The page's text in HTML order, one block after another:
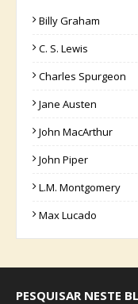
Billy Graham
C. S. Lewis
Charles Spurgeon
Jane Austen
John MacArthur
John Piper
L.M. Montgomery
Max Lucado
PESQUISAR NESTE